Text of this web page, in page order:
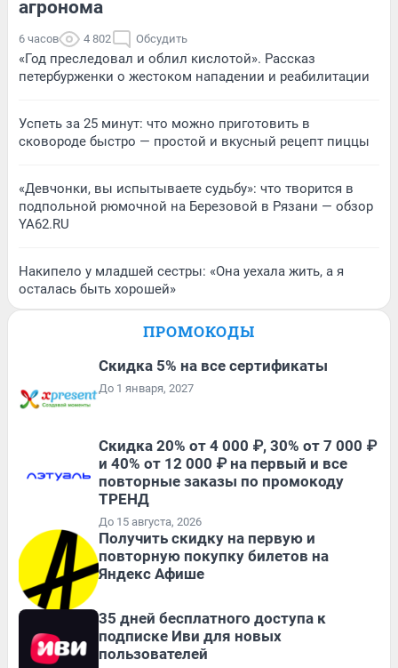
агронома
6 часов 4 802 Обсудить
«Год преследовал и облил кислотой». Рассказ
петербурженки о жестоком нападении и реабилитации
Успеть за 25 минут: что можно приготовить в
сковороде быстро — простой и вкусный рецепт пиццы
«Девчонки, вы испытываете судьбу»: что творится в
подпольной рюмочной на Березовой в Рязани — обзор
YA62.RU
Накипело у младшей сестры: «Она уехала жить, а я
осталась быть хорошей»
ПРОМОКОДЫ
Скидка 5% на все сертификаты
До 1 января, 2027
Скидка 20% от 4 000 ₽, 30% от 7 000 ₽
и 40% от 12 000 ₽ на первый и все
повторные заказы по промокоду
ТРЕНД
До 15 августа, 2026
Получить скидку на первую и
повторную покупку билетов на
Яндекс Афише
35 дней бесплатного доступа к
подписке Иви для новых
пользователей